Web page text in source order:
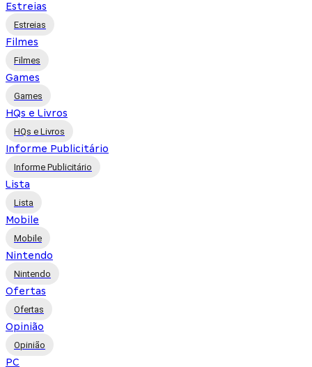
Estreias
Estreias
Filmes
Filmes
Games
Games
HQs e Livros
HQs e Livros
Informe Publicitário
Informe Publicitário
Lista
Lista
Mobile
Mobile
Nintendo
Nintendo
Ofertas
Ofertas
Opinião
Opinião
PC